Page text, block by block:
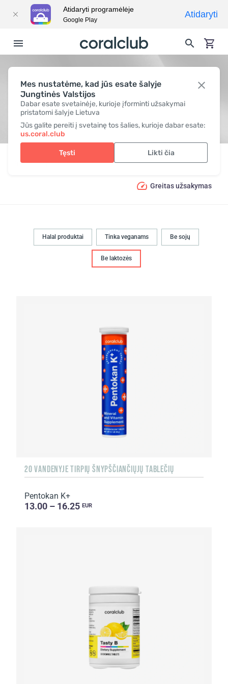
Mes nustatėme, kad jūs esate šalyje
Jungtinės Valstijos
Dabar esate svetainėje, kurioje įforminti užsakymai
pristatomi šalyje Lietuva
Jūs galite pereiti į svetainę tos šalies, kurioje dabar esate:
us.coral.club
Tęsti Likti čia
BE LAKTOZĖS
Prekės Speciali mityba Be laktozės
Greitas užsakymas
Halal produktai Tinka veganams Be sojų
Be laktozės
20 VANDENYJE TIRPIŲ ŠNYPŠČIANČIŲJŲ TABLEČIŲ
Pentokan K+
13.00 – 16.25 EUR
Atidaryti programėlėje
Google Play
Atidaryti